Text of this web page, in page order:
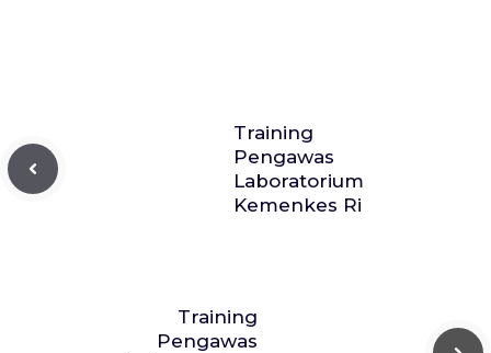
Training
Pengawas
Laboratorium
Kemenkes Ri
Training
Pengawas